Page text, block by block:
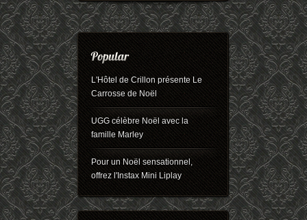
L'Hôtel de Crillon présente Le
Carrosse de Noël
UGG célèbre Noël avec la
famille Marley
Pour un Noël sensationnel,
offrez l'Instax Mini Liplay